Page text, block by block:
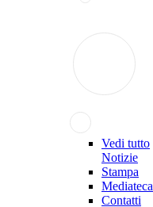
Vedi tutto
Notizie
Stampa
Mediateca
Contatti